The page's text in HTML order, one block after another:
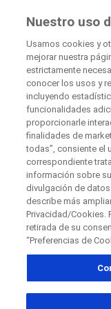
Ensayos Clínicos
por Roche
Descripción
Desorden
Enfermedad
Enfermedad de
Crohn
¿Qué es la
Si tiene
País
Perú, selected
Contacte
Nuestro uso
Usamos cookies y
mejorar nuestra
estrictamente
conocer los usos y
incluyendo
funcionalidades
proporcionarle
finalidades de
todas”, consiente el
correspondiente
información sobre
divulgación de
describe más
Privacidad/Cookies.
retirada de su
“Preferencias de